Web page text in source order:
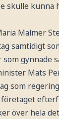
skulle kunna
Malmer
samtidigt
gynnade
Mats
som
över hela